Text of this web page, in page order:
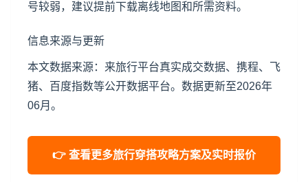
号较弱，建议提前下载离线地图和所需资料。
信息来源与更新
本文数据来源：来旅行平台真实成交数据、携程、飞
猪、百度指数等公开数据平台。数据更新至2026年
06月。
👉 查看更多旅行穿搭攻略方案及实时报价